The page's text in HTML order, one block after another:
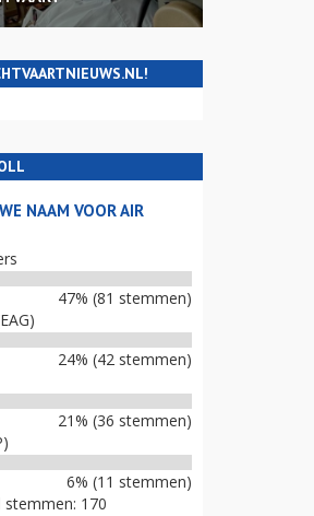
NAAM VOOR AIR
47% (81 stemmen)
24% (42 stemmen)
21% (36 stemmen)
6% (11 stemmen)
170